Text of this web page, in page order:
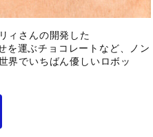
ィさんの開発した
を運ぶチョコレートなど、ノン
界でいちばん優しいロボッ